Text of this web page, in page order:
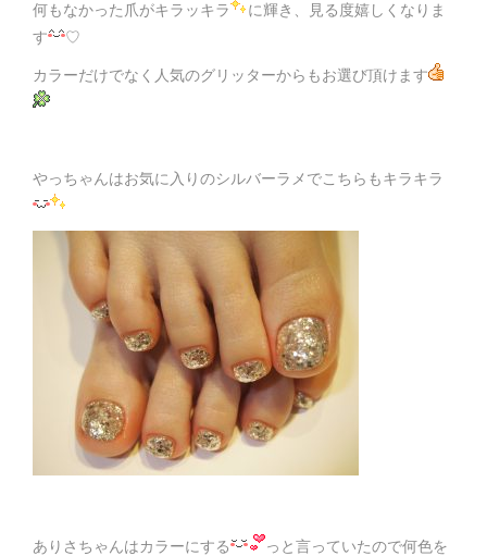
何もなかった爪がキラッキラ
に輝き、見る度嬉しくなりま
す
♡
カラーだけでなく人気のグリッターからもお選び頂けます
やっちゃんはお気に入りのシルバーラメでこちらもキラキラ
ありさちゃんはカラーにする
っと言っていたので何色を